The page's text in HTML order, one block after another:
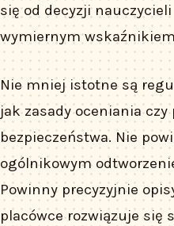
się od decyzji
wymiernym
Nie mniej istotne są
jak zasady oceniania czy
bezpieczeństwa. Nie
ogólnikowym
Powinny precyzyjnie
placówce rozwiązuje się